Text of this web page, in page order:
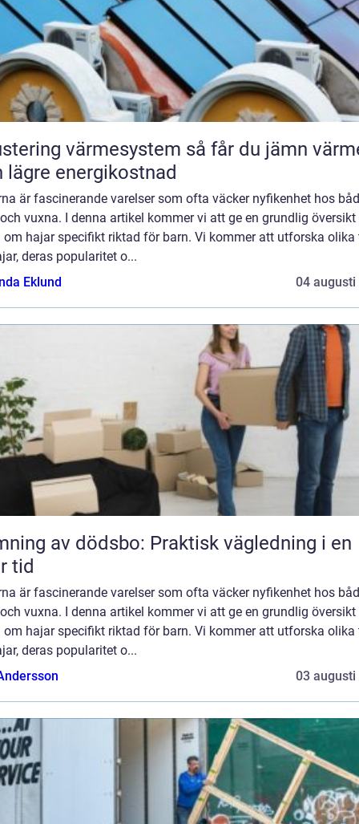
värmesystem så får du jämn värme
lägre energikostnad
är fascinerande varelser som ofta väcker nyfikenhet hos
vuxna. I denna artikel kommer vi att ge en grundlig översikt
hajar specifikt riktad för barn. Vi kommer att utforska olika
deras popularitet o...
Eklund
04 augusti
av dödsbo: Praktisk vägledning i en
tid
är fascinerande varelser som ofta väcker nyfikenhet hos
vuxna. I denna artikel kommer vi att ge en grundlig översikt
hajar specifikt riktad för barn. Vi kommer att utforska olika
deras popularitet o...
03 augusti